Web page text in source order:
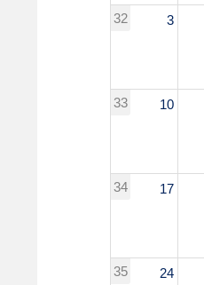
32 3
33 10
34 17
35 24